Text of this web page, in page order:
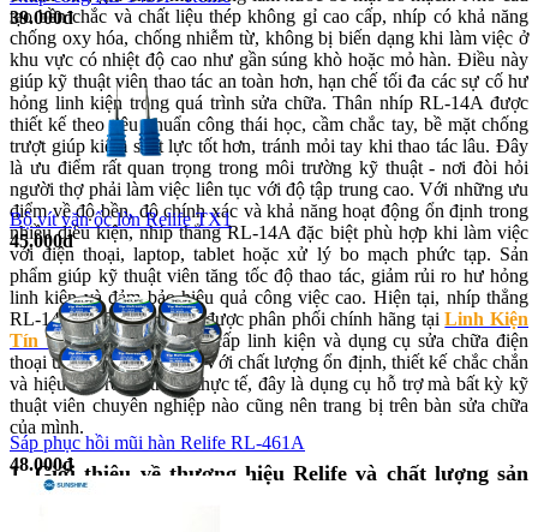
tạo bền chắc và chất liệu thép không gỉ cao cấp, nhíp có khả năng
chống oxy hóa, chống nhiễm từ, không bị biến dạng khi làm việc ở
khu vực có nhiệt độ cao như gần súng khò hoặc mỏ hàn. Điều này
giúp kỹ thuật viên thao tác an toàn hơn, hạn chế tối đa các sự cố hư
hỏng linh kiện trong quá trình sửa chữa. Thân nhíp RL-14A được
thiết kế theo tiêu chuẩn công thái học, cầm chắc tay, bề mặt chống
trượt giúp kiểm soát lực tốt hơn, tránh mỏi tay khi thao tác lâu. Đây
là ưu điểm rất quan trọng trong môi trường kỹ thuật - nơi đòi hỏi
người thợ phải làm việc liên tục với độ tập trung cao. Với những ưu
điểm về độ bền, độ chính xác và khả năng hoạt động ổn định trong
nhiều điều kiện, nhíp thẳng RL-14A đặc biệt phù hợp khi làm việc
với điện thoại, laptop, tablet hoặc xử lý bo mạch phức tạp. Sản
phẩm giúp kỹ thuật viên tăng tốc độ thao tác, giảm rủi ro hư hỏng
linh kiện và đảm bảo hiệu quả công việc cao. Hiện tại, nhíp thẳng
RL-14A - RELIFE đang được phân phối chính hãng tạiLinh Kiện
Tín Thành, đơn vị cung cấp linh kiện và dụng cụ sửa chữa điện
thoại uy tín tại TP.HCM. Với chất lượng ổn định, thiết kế chắc chắn
và hiệu quả rõ rệt trong thực tế, đây là dụng cụ hỗ trợ mà bất kỳ kỹ
thuật viên chuyên nghiệp nào cũng nên trang bị trên bàn sửa chữa
của mình.
1. Giới thiệu về thương hiệu Relife và chất lượng sản
phẩm
39.000đ
Bộ vít vặn ốc lờn Relife TX1
45.000đ
Sáp phục hồi mũi hàn Relife RL-461A
48.000đ